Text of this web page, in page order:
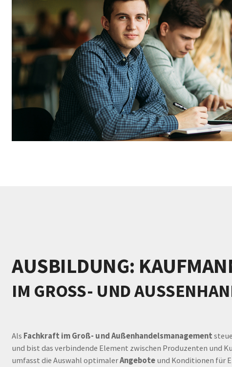
AUSBILDUNG:
IM GROSS- UND
Als Fachkraft im Groß- und Außenhandelsmanagement
und bist das verbindende Element zwischen Produzenten und
umfasst die Auswahl optimalerAngeboteund Konditionen für